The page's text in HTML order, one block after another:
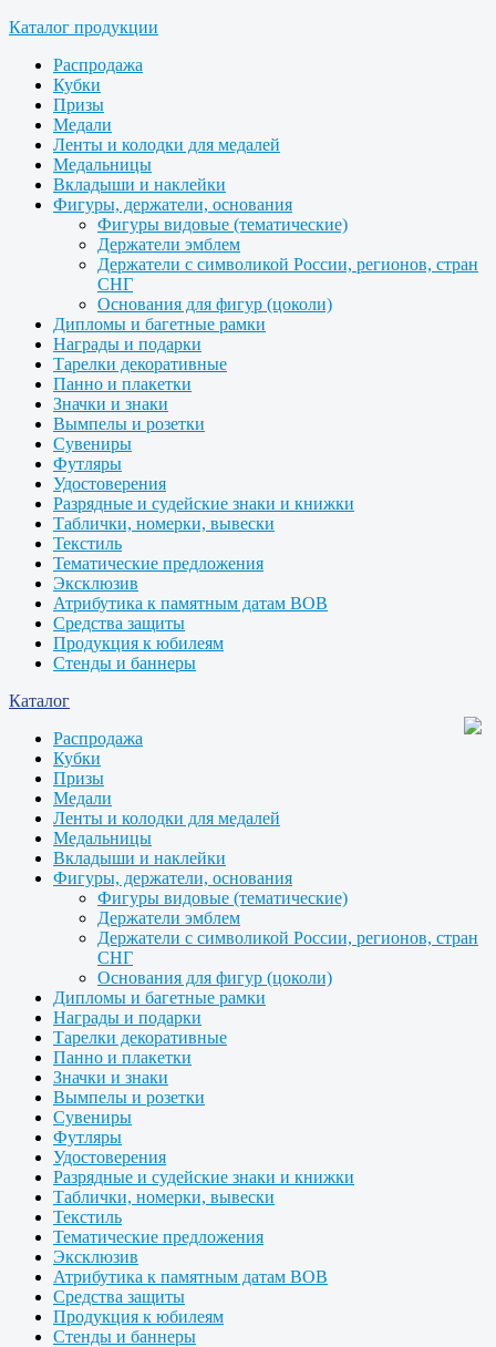
Каталог продукции
Распродажа
Кубки
Призы
Медали
Ленты и колодки для медалей
Медальницы
Вкладыши и наклейки
Фигуры, держатели, основания
Фигуры видовые (тематические)
Держатели эмблем
Держатели с символикой России, регионов, стран
СНГ
Основания для фигур (цоколи)
Дипломы и багетные рамки
Награды и подарки
Тарелки декоративные
Панно и плакетки
Значки и знаки
Вымпелы и розетки
Сувениры
Футляры
Удостоверения
Разрядные и судейские знаки и книжки
Таблички, номерки, вывески
Текстиль
Тематические предложения
Эксклюзив
Атрибутика к памятным датам ВОВ
Средства защиты
Продукция к юбилеям
Стенды и баннеры
Каталог
Распродажа
Кубки
Призы
Медали
Ленты и колодки для медалей
Медальницы
Вкладыши и наклейки
Фигуры, держатели, основания
Фигуры видовые (тематические)
Держатели эмблем
Держатели с символикой России, регионов, стран
СНГ
Основания для фигур (цоколи)
Дипломы и багетные рамки
Награды и подарки
Тарелки декоративные
Панно и плакетки
Значки и знаки
Вымпелы и розетки
Сувениры
Футляры
Удостоверения
Разрядные и судейские знаки и книжки
Таблички, номерки, вывески
Текстиль
Тематические предложения
Эксклюзив
Атрибутика к памятным датам ВОВ
Средства защиты
Продукция к юбилеям
Стенды и баннеры